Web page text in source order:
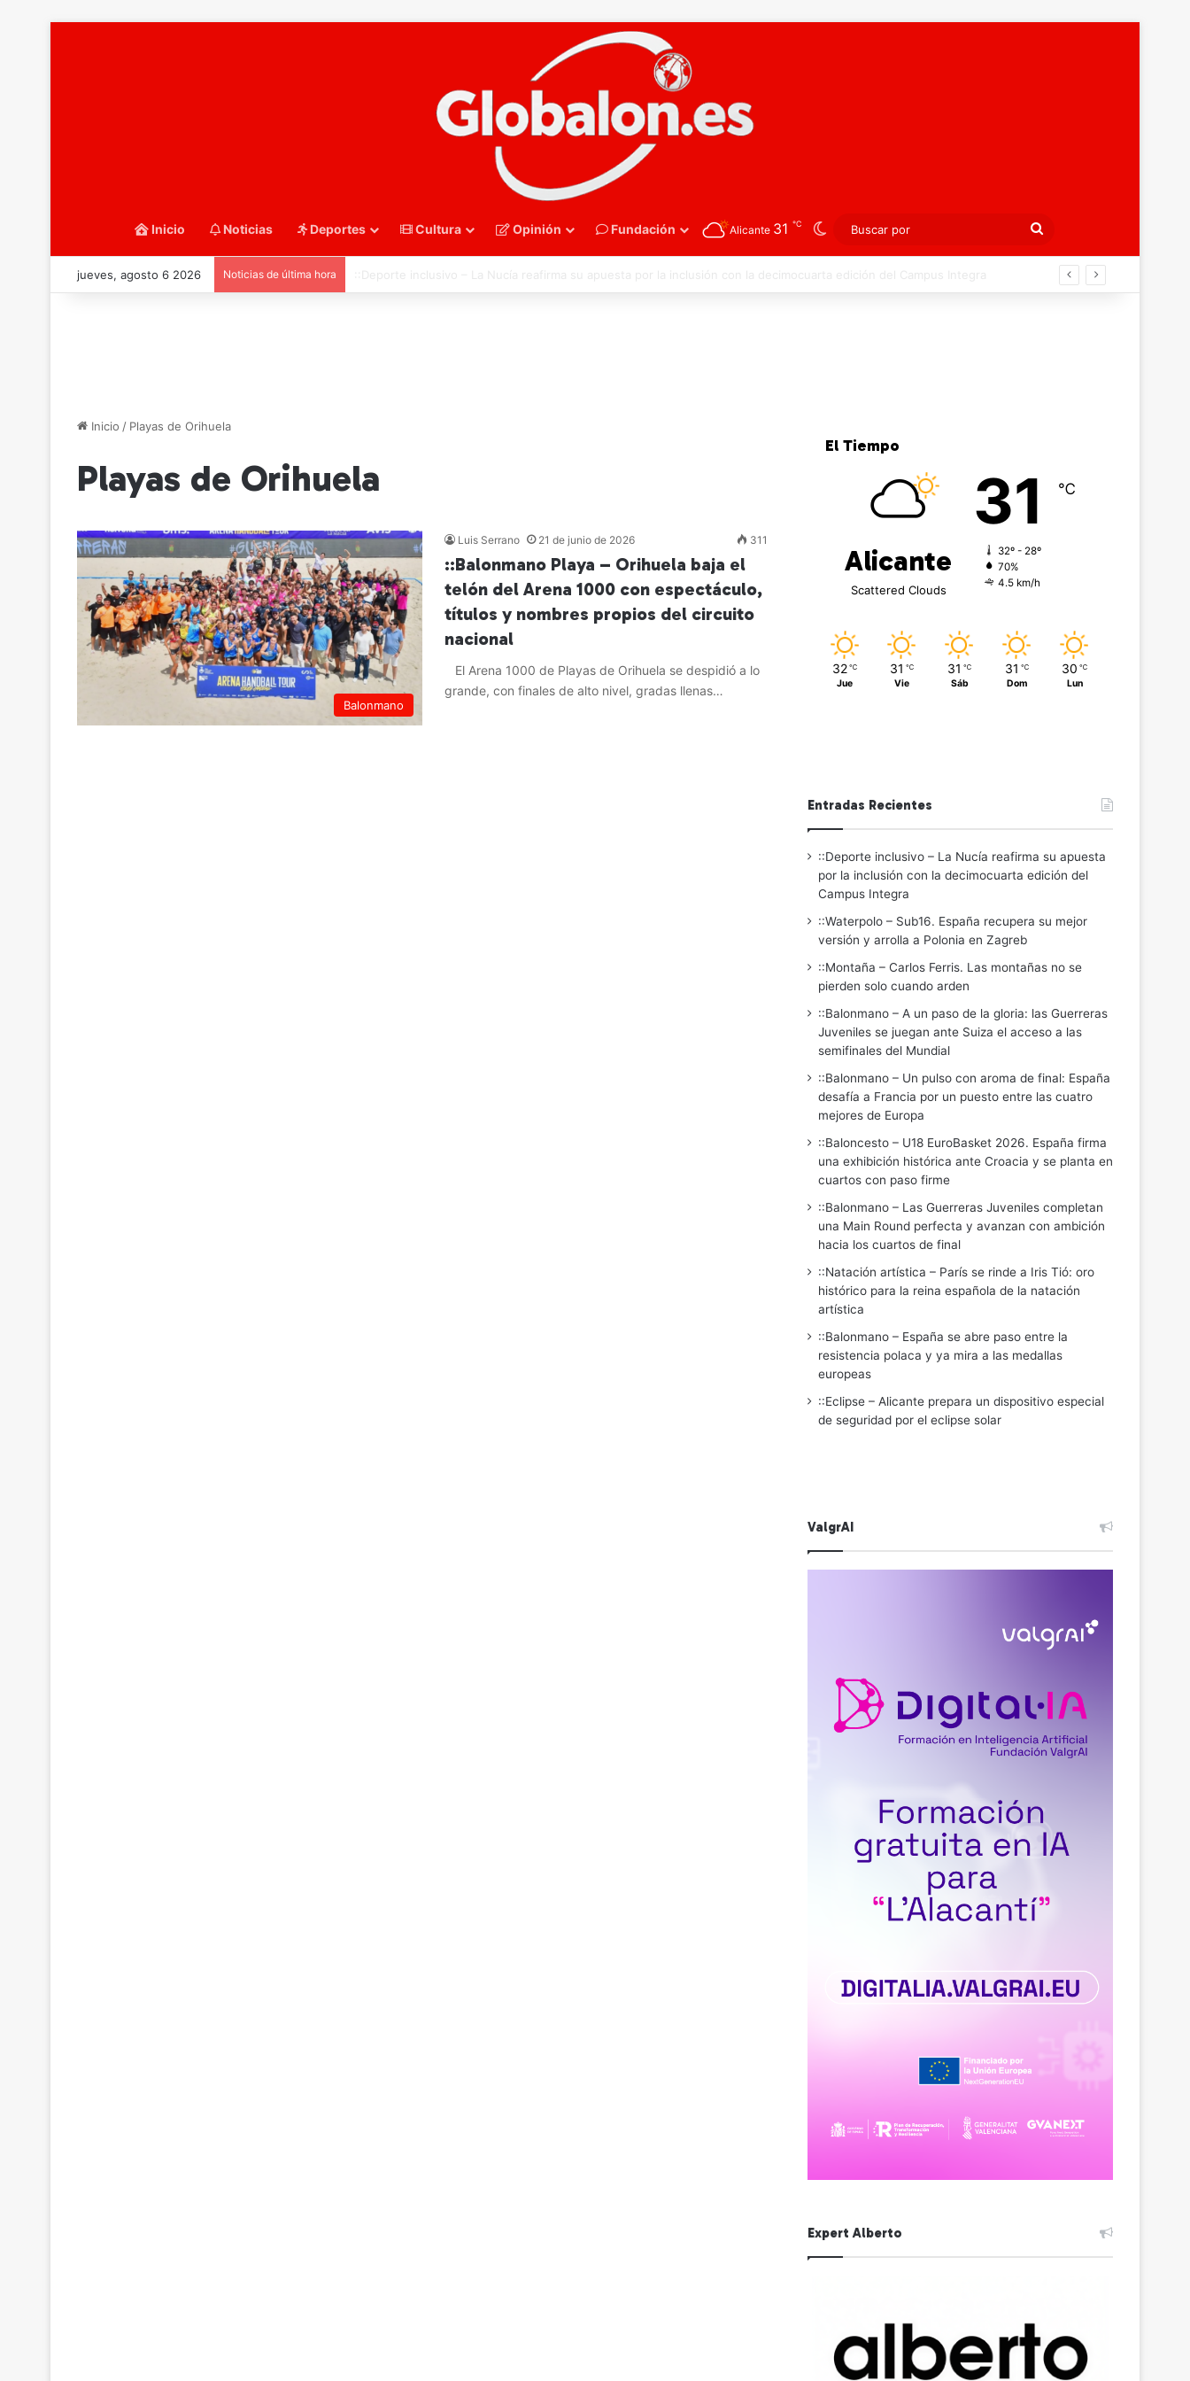
Inicio Noticias Deportes Cultura Opinión Fundación Alicante 31 ℃ Switch skin
por
jueves, agosto 6 2026 Noticias de última hora ::Waterpolo – Sub16. España recupera su mejor versión y arrolla a Polonia en Zagreb
Inicio / Playas de Orihuela
Playas de Orihuela
Balonmano
Luis Serrano 21 de junio de 2026 311
::Balonmano Playa – Orihuela baja el
telón del Arena 1000 con espectáculo,
títulos y nombres propios del circuito
nacional
El Arena 1000 de Playas de Orihuela se despidió a lo
grande, con finales de alto nivel, gradas llenas…
El Tiempo
Alicante
Scattered Clouds
31 ℃
32º - 28º
70%
4.5 km/h
32 ℃
Jue
31 ℃
Vie
31 ℃
Sáb
31 ℃
Dom
30 ℃
Lun
Entradas Recientes
::Deporte inclusivo – La Nucía reafirma su apuesta
por la inclusión con la decimocuarta edición del
Campus Integra
::Waterpolo – Sub16. España recupera su mejor
versión y arrolla a Polonia en Zagreb
::Montaña – Carlos Ferris. Las montañas no se
pierden solo cuando arden
::Balonmano – A un paso de la gloria: las Guerreras
Juveniles se juegan ante Suiza el acceso a las
semifinales del Mundial
::Balonmano – Un pulso con aroma de final: España
desafía a Francia por un puesto entre las cuatro
mejores de Europa
::Baloncesto – U18 EuroBasket 2026. España firma
una exhibición histórica ante Croacia y se planta en
cuartos con paso firme
::Balonmano – Las Guerreras Juveniles completan
una Main Round perfecta y avanzan con ambición
hacia los cuartos de final
::Natación artística – París se rinde a Iris Tió: oro
histórico para la reina española de la natación
artística
::Balonmano – España se abre paso entre la
resistencia polaca y ya mira a las medallas
europeas
::Eclipse – Alicante prepara un dispositivo especial
de seguridad por el eclipse solar
ValgrAI
Expert Alberto